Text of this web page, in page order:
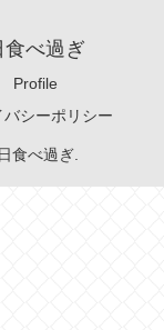
べ過ぎ
Profile
バシーポリシー
食べ過ぎ.